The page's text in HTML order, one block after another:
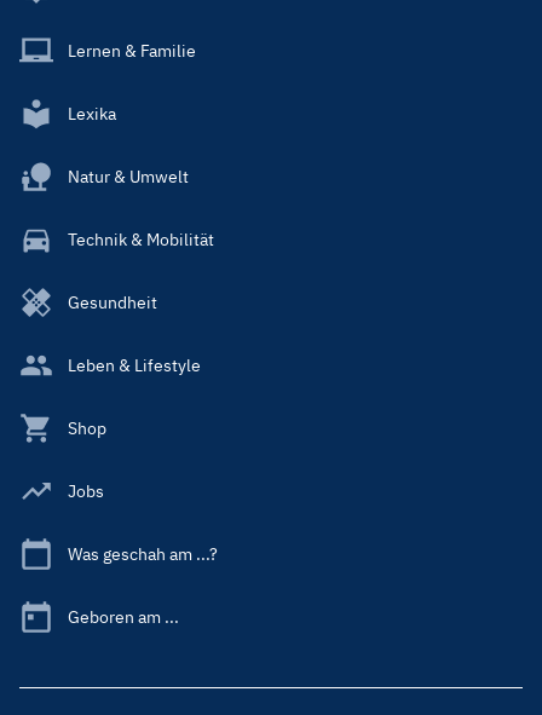
Lernen & Familie
Lexika
Natur & Umwelt
Technik & Mobilität
Gesundheit
Leben & Lifestyle
Shop
Jobs
Was geschah am ...?
Geboren am ...